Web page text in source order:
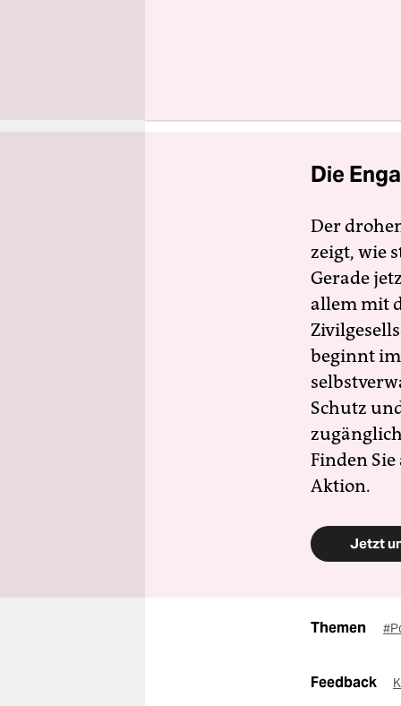
Die
Der
zeigt, wie
Gerade
allem mit
beginnt
Schutz
Finden
Aktion.
Jetzt
Themen
Feedback